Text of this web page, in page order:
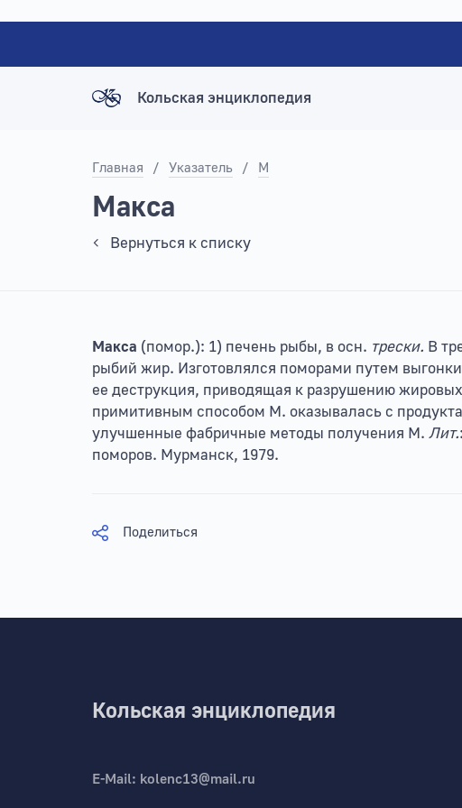
Кольская энциклопедия
Главная / Указатель / М
Макса
Вернуться к списку
Макса (помор.): 1) печень рыбы, в осн. трески. В
рыбий жир. Изготовлялся поморами путем
ее деструкция, приводящая к разрушению
примитивным способом М. оказывалась с
улучшенные фабричные методы получения М. Лит.
поморов. Мурманск, 1979.
Поделиться
Кольская энциклопедия
E-Mail: kolenc13@mail.ru